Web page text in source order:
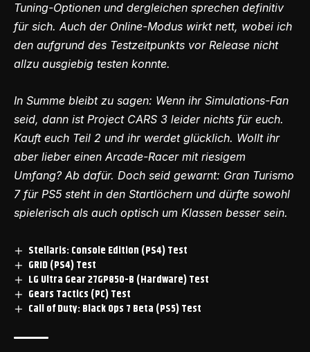
Tuning-Optionen und dergleichen sprechen definitiv
für sich. Auch der Online-Modus wirkt nett, wobei ich
den aufgrund des Testzeitpunkts vor Release nicht
allzu ausgiebig testen konnte.
In Summe bleibt zu sagen: Wenn ihr Simulations-Fan
seid, dann ist Project CARS 3 leider nichts für euch.
Kauft euch Teil 2 und ihr werdet glücklich. Wollt ihr
aber lieber einen Arcade-Racer mit riesigem
Umfang? Ab dafür. Doch seid gewarnt: Gran Turismo
7 für PS5 steht in den Startlöchern und dürfte sowohl
spielerisch als auch optisch um Klassen besser sein.
Stellaris: Console Edition (PS4) Test
GRID (PS4) Test
LG Ultra Gear 27GP850-B (Hardware) Test
Gears Tactics (PC) Test
Call of Duty: Black Ops 7 Beta (PS5) Test